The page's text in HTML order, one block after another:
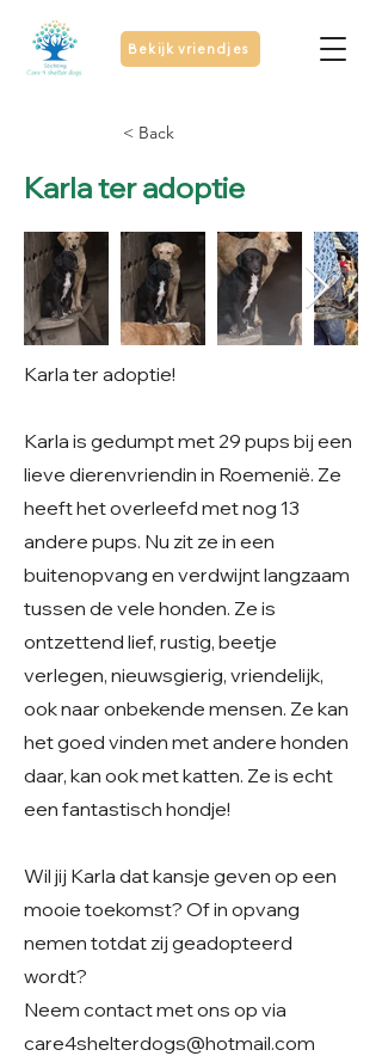
Bekijk vriendjes
< Back
Karla ter adoptie
Karla ter adoptie!
Karla is gedumpt met 29 pups bij een
lieve dierenvriendin in Roemenië. Ze
heeft het overleefd met nog 13
andere pups. Nu zit ze in een
buitenopvang en verdwijnt langzaam
tussen de vele honden. Ze is
ontzettend lief, rustig, beetje
verlegen, nieuwsgierig, vriendelijk,
ook naar onbekende mensen. Ze kan
het goed vinden met andere honden
daar, kan ook met katten. Ze is echt
een fantastisch hondje!
Wil jij Karla dat kansje geven op een
mooie toekomst? Of in opvang
nemen totdat zij geadopteerd
wordt?
Neem contact met ons op via
care4shelterdogs@hotmail.com